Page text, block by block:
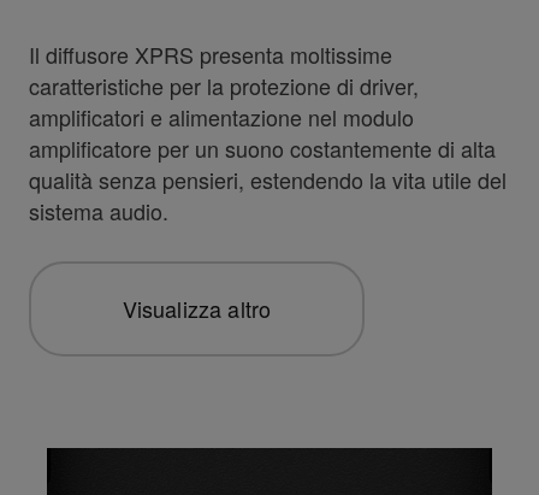
Il diffusore XPRS presenta moltissime
caratteristiche per la protezione di driver,
amplificatori e alimentazione nel modulo
amplificatore per un suono costantemente di alta
qualità senza pensieri, estendendo la vita utile del
sistema audio.
Visualizza altro